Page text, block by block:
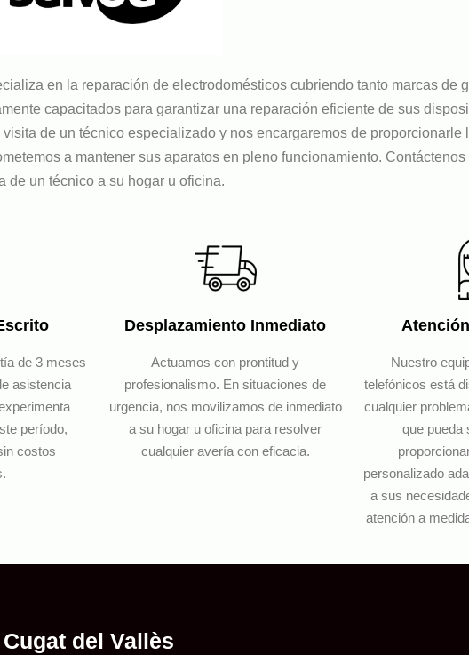
en la reparación de electrodomésticos cubriendo tanto marcas de
capacitados para garantizar una reparación eficiente de sus
de un técnico especializado y nos encargaremos de proporcionarle
a mantener sus aparatos en pleno funcionamiento.
de un técnico a su hogar u oficina.
de 3 meses
asistencia
período,
costos
Desplazamiento Inmediato
Actuamos con prontitud y
profesionalismo. En situaciones de
urgencia, nos movilizamos de inmediato
a su hogar u oficina para resolver
cualquier avería con eficacia.
Nuestro
telefónicos está
cualquier
que pueda
personalizado
a sus
atención a
del Vallès